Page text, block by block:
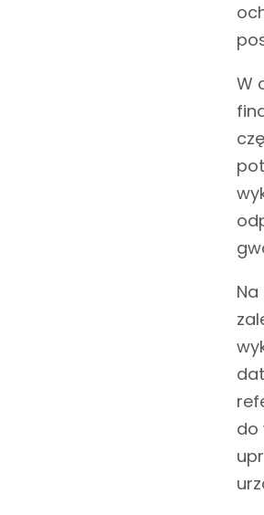
W
do